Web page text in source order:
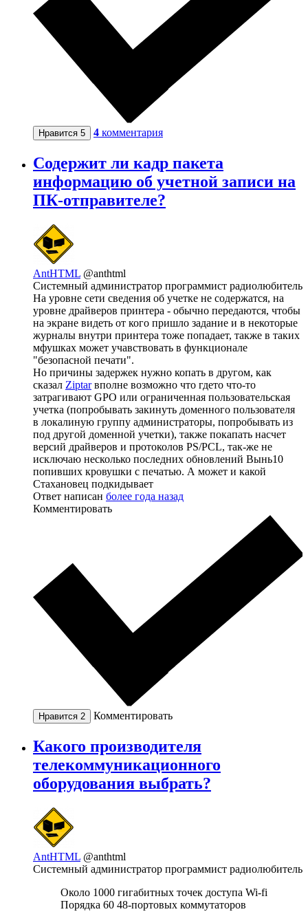
Нравится 5 4 комментария
Содержит ли кадр пакета
информацию об учетной записи на
ПК-отправителе?
AntHTML @anthtml
Системный администратор программист радиолюбитель
На уровне сети сведения об учетке не содержатся, на
уровне драйверов принтера - обычно передаются, чтобы
на экране видеть от кого пришло задание и в некоторые
журналы внутри принтера тоже попадает, также в таких
мфушках может учавствовать в функционале
"безопасной печати".
Но причины задержек нужно копать в другом, как
сказал Ziptarвполне возможно что гдето что-то
затрагивают GPO или ограниченная пользовательская
учетка (попробывать закинуть доменного пользователя
в локалиную группу администраторы, попробывать из
под другой доменной учетки), также покапать насчет
версий драйверов и протоколов PS/PCL, так-же не
исключаю несколько последних обновлений Вынь10
попивших кровушки с печатью. А может и какой
Стахановец подкидывает
Ответ написан более года назад
Комментировать
Нравится 2 Комментировать
Какого производителя
телекоммуникационного
оборудования выбрать?
AntHTML @anthtml
Системный администратор программист радиолюбитель
Около 1000 гигабитных точек доступа Wi-fi
Порядка 60 48-портовых коммутаторов